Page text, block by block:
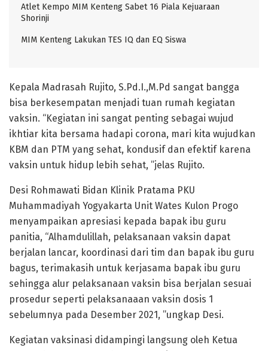
Atlet Kempo MIM Kenteng Sabet 16 Piala Kejuaraan
Shorinji
MIM Kenteng Lakukan TES IQ dan EQ Siswa
Kepala Madrasah Rujito, S.Pd.I.,M.Pd sangat bangga
bisa berkesempatan menjadi tuan rumah kegiatan
vaksin. “Kegiatan ini sangat penting sebagai wujud
ikhtiar kita bersama hadapi corona, mari kita wujudkan
KBM dan PTM yang sehat, kondusif dan efektif karena
vaksin untuk hidup lebih sehat, ”jelas Rujito.
Desi Rohmawati Bidan Klinik Pratama PKU
Muhammadiyah Yogyakarta Unit Wates Kulon Progo
menyampaikan apresiasi kepada bapak ibu guru
panitia, “Alhamdulillah, pelaksanaan vaksin dapat
berjalan lancar, koordinasi dari tim dan bapak ibu guru
bagus, terimakasih untuk kerjasama bapak ibu guru
sehingga alur pelaksanaan vaksin bisa berjalan sesuai
prosedur seperti pelaksanaaan vaksin dosis 1
sebelumnya pada Desember 2021, ”ungkap Desi.
Kegiatan vaksinasi didampingi langsung oleh Ketua